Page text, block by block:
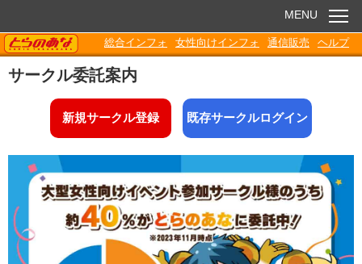
お知らせ
電子書籍
Q&A
各種ダウンロード
MENU
TORANOANA
総合インフォ 女性向けインフォ 通信販売 ヘルプ
サークル委託案内
新規サークル登録 既存サークルログイン